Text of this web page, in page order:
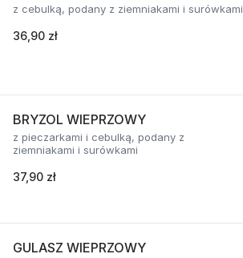
z cebulką, podany z ziemniakami i surówkami
36,90 zł
BRYZOL WIEPRZOWY
z pieczarkami i cebulką, podany z
ziemniakami i surówkami
37,90 zł
GULASZ WIEPRZOWY